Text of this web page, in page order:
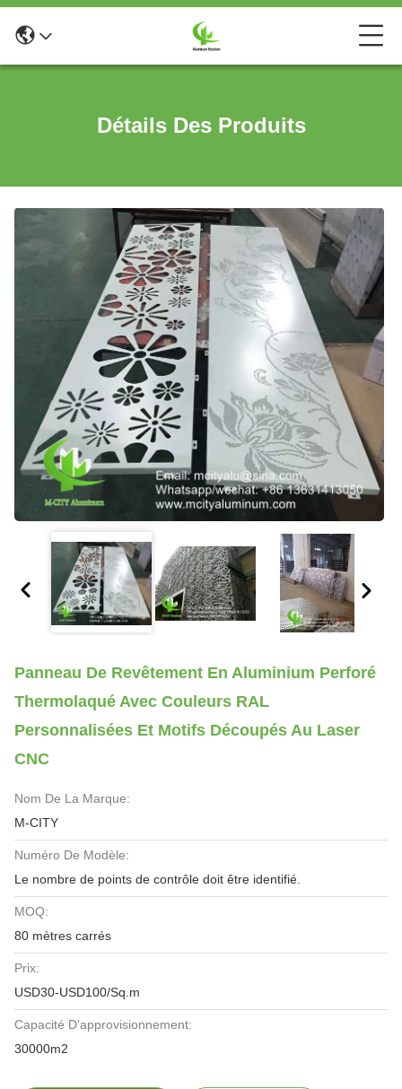
Détails Des Produits
Panneau De Revêtement En Aluminium Perforé
Thermolaqué Avec Couleurs RAL
Personnalisées Et Motifs Découpés Au Laser
CNC
Nom De La Marque:
M-CITY
Numéro De Modèle:
Le nombre de points de contrôle doit être identifié.
MOQ:
80 mètres carrés
Prix:
USD30-USD100/Sq.m
Capacité D'approvisionnement:
30000m2